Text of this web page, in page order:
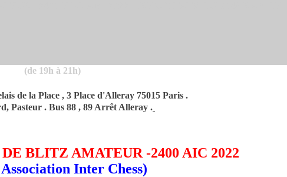
(de 19h à 21h)
de la Place , 3 Place d'Alleray 75015 Paris .
Pasteur . Bus 88 , 89 Arrêt Alleray .
BLITZ AMATEUR -2400 AIC 2022
Inter Chess)